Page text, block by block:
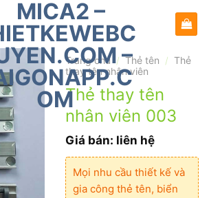
Trang chủ / Thẻ tên / Thẻ
thay tên nhân viên
Thẻ thay tên
nhân viên 003
Giá bán: liên hệ
Mọi nhu cầu thiết kế và
gia công thẻ tên, biển